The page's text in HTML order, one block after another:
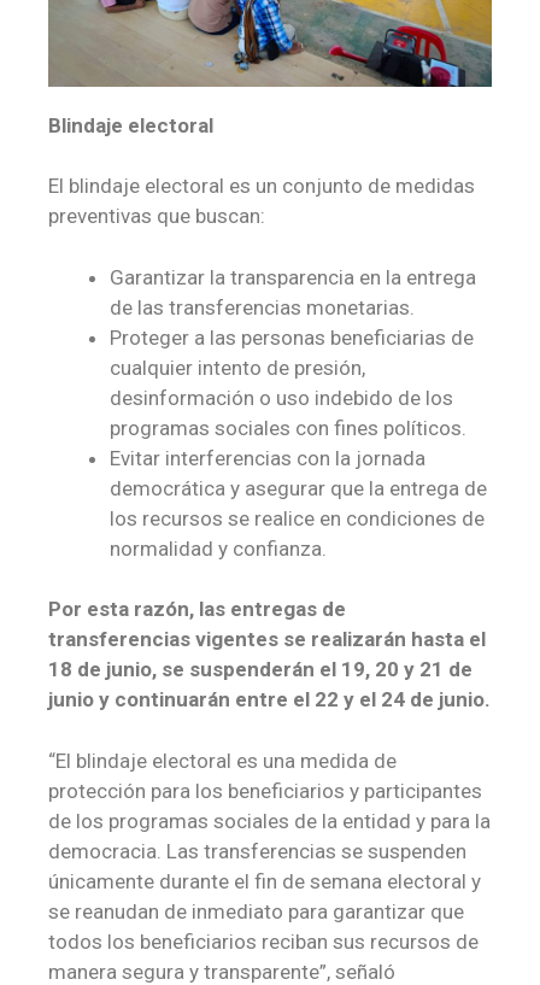
Blindaje electoral
El blindaje electoral es un conjunto de medidas
preventivas que buscan:
Garantizar la transparencia en la entrega
de las transferencias monetarias.
Proteger a las personas beneficiarias de
cualquier intento de presión,
desinformación o uso indebido de los
programas sociales con fines políticos.
Evitar interferencias con la jornada
democrática y asegurar que la entrega de
los recursos se realice en condiciones de
normalidad y confianza.
Por esta razón, las entregas de
transferencias vigentes se realizarán hasta el
18 de junio, se suspenderán el 19, 20 y 21 de
junio y continuarán entre el 22 y el 24 de junio.
“El blindaje electoral es una medida de
protección para los beneficiarios y participantes
de los programas sociales de la entidad y para la
democracia. Las transferencias se suspenden
únicamente durante el fin de semana electoral y
se reanudan de inmediato para garantizar que
todos los beneficiarios reciban sus recursos de
manera segura y transparente”, señaló